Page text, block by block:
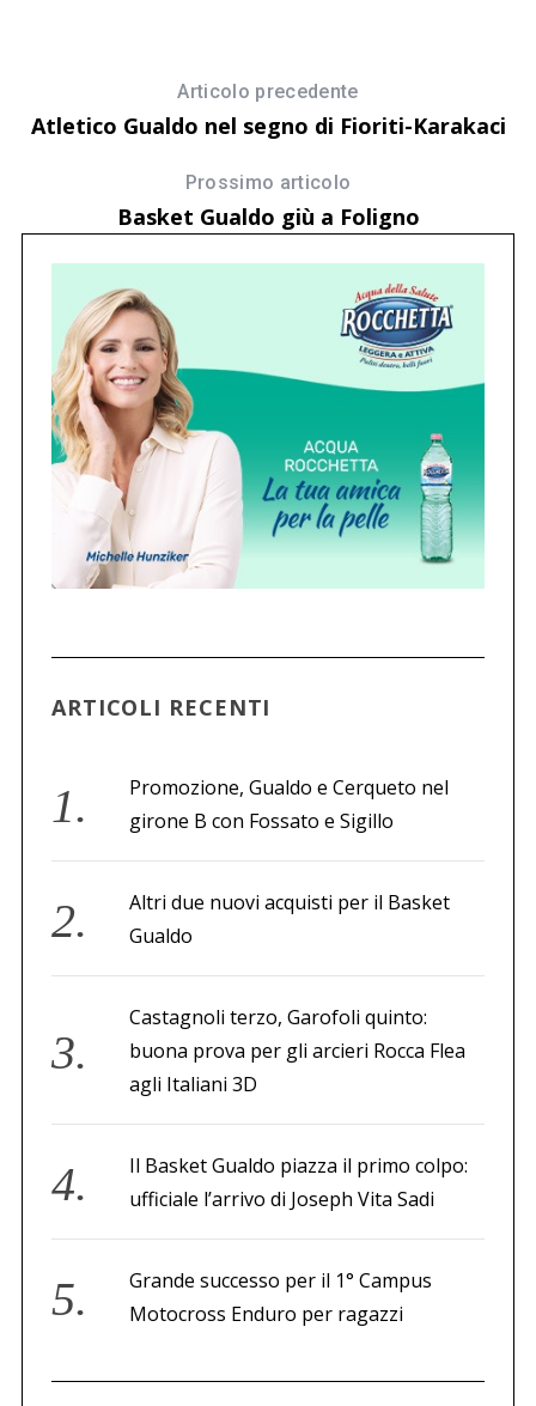
Articolo precedente
Atletico Gualdo nel segno di Fioriti-Karakaci
Prossimo articolo
Basket Gualdo giù a Foligno
ARTICOLI RECENTI
Promozione, Gualdo e Cerqueto nel
girone B con Fossato e Sigillo
Altri due nuovi acquisti per il Basket
Gualdo
Castagnoli terzo, Garofoli quinto:
buona prova per gli arcieri Rocca Flea
agli Italiani 3D
Il Basket Gualdo piazza il primo colpo:
ufficiale l’arrivo di Joseph Vita Sadi
Grande successo per il 1° Campus
Motocross Enduro per ragazzi